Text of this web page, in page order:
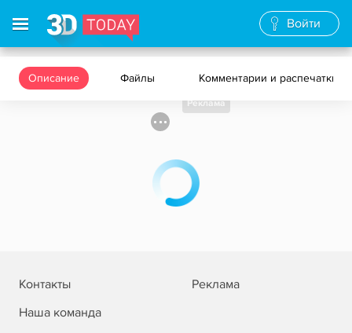
Войти
Описание Файлы Комментарии и распечатки
Реклама
Контакты
Реклама
Наша команда